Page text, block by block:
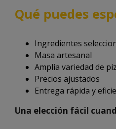
Qué puedes
Ingredientes
Masa artesanal
Amplia variedad de
Precios ajustados
Entrega rápida y
Una elección fácil